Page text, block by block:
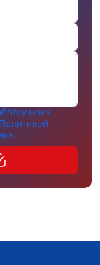
моих
Политикой